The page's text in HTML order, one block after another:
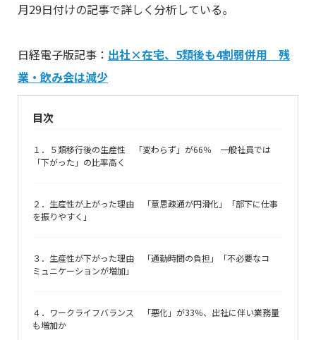
月29日付けの記事で詳しく分析している。
日経電子版記事： 出社×在宅、5類後も4割弱併用 残
業・飲み会は減少
目次
１．５類移行後の生産性 「変わらず」が66％ 一般社員では
「下がった」の比率高く
２．生産性が上がった理由 「意思疎通が円滑化」「部下に仕事
を振りやすく」
３．生産性が下がった理由 「通勤時間の負担」「不必要なコ
ミュニケーションが増加」
４．ワークライフバランス 「悪化」が33％、出社に伴い業務量
も増加か